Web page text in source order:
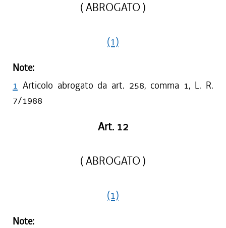
( ABROGATO )
(1)
Note:
1 Articolo abrogato da art. 258, comma 1, L. R.
7/1988
Art. 12
( ABROGATO )
(1)
Note: